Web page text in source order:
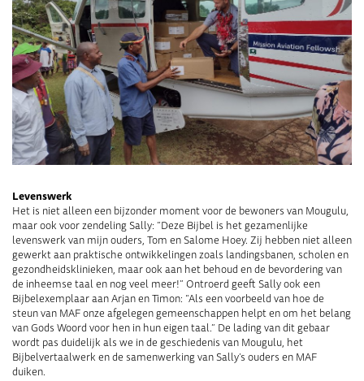
Levenswerk
Het is niet alleen een bijzonder moment voor de bewoners van Mougulu,
maar ook voor zendeling Sally: “Deze Bijbel is het gezamenlijke
levenswerk van mijn ouders, Tom en Salome Hoey. Zij hebben niet alleen
gewerkt aan praktische ontwikkelingen zoals landingsbanen, scholen en
gezondheidsklinieken, maar ook aan het behoud en de bevordering van
de inheemse taal en nog veel meer!” Ontroerd geeft Sally ook een
Bijbelexemplaar aan Arjan en Timon: “Als een voorbeeld van hoe de
steun van MAF onze afgelegen gemeenschappen helpt en om het belang
van Gods Woord voor hen in hun eigen taal.” De lading van dit gebaar
wordt pas duidelijk als we in de geschiedenis van Mougulu, het
Bijbelvertaalwerk en de samenwerking van Sally’s ouders en MAF
duiken.